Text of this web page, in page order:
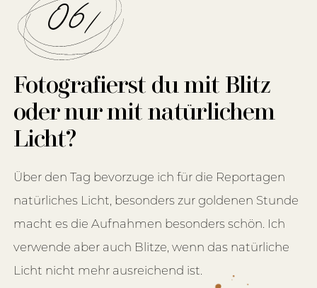
06/
Fotografierst du mit Blitz
oder nur mit natürlichem
Licht?
Über den Tag bevorzuge ich für die Reportagen
natürliches Licht, besonders zur goldenen Stunde
macht es die Aufnahmen besonders schön. Ich
verwende aber auch Blitze, wenn das natürliche
Licht nicht mehr ausreichend ist.